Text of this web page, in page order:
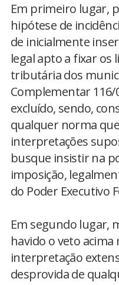
Em primeiro lugar,
hipótese de
de inicialmente
legal apto a fixar os
tributária dos
Complementar 116/
excluído, sendo,
qualquer norma
interpretações
busque insistir na
imposição,
do Poder Executivo
Em segundo lugar,
havido o veto
interpretação
desprovida de